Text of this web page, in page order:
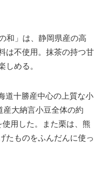
和」は、静岡県産の高
は不使用。抹茶の持つ甘
める。
道十勝産中心の上質な小
大納言小豆全体の約
用した。また栗は、熊
たものをふんだんに使っ